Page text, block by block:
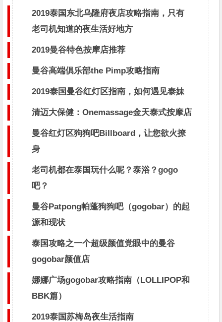
2019泰国东北乌隆府夜店攻略指南，只有
老司机知道的夜生活好地方
2019曼谷特色按摩店推荐
曼谷高端俱乐部the Pimp攻略指南
2019泰国曼谷红灯区指南，如何遇见泰妹
清迈大保健：Onemassage金天泰式按摩店
曼谷红灯区狗狗吧Billboard，让您欲火撩
身
老司机都在泰国玩什么呢？泰浴？gogo
吧？
曼谷Patpong帕蓬狗狗吧（gogobar）的起
源和现状
泰国攻略之一个超级颜值党眼中的曼谷
gogobar颜值店
娜娜广场gogobar攻略指南（LOLLIPOP和
BBK篇）
2019泰国苏梅岛夜生活指南